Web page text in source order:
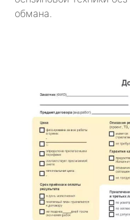
обмана.